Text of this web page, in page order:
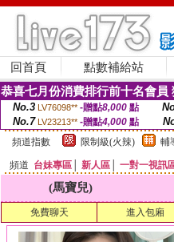
回首頁 點數補給站
恭喜七月份消費排行前十名會員
No.3 LV76098** -贈點8,000點
No.7 LV23213** -贈點4,000 點
頻道指數
限制級(火辣) 輔
頻道 台妹專區 新人區 一對一視訊
(馬寶兒)
免費聊天 進入包廂